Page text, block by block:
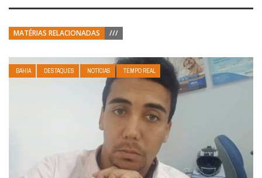
MATÉRIAS RELACIONADAS ///
BAHIA DESTAQUES NOTÍCIAS TEMPO REAL